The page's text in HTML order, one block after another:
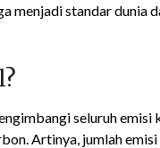
menjadi standar dunia
seluruh emisi
Artinya, jumlah